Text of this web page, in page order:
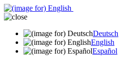
Deutsch
English
Español